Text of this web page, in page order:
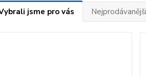
jsme pro vás